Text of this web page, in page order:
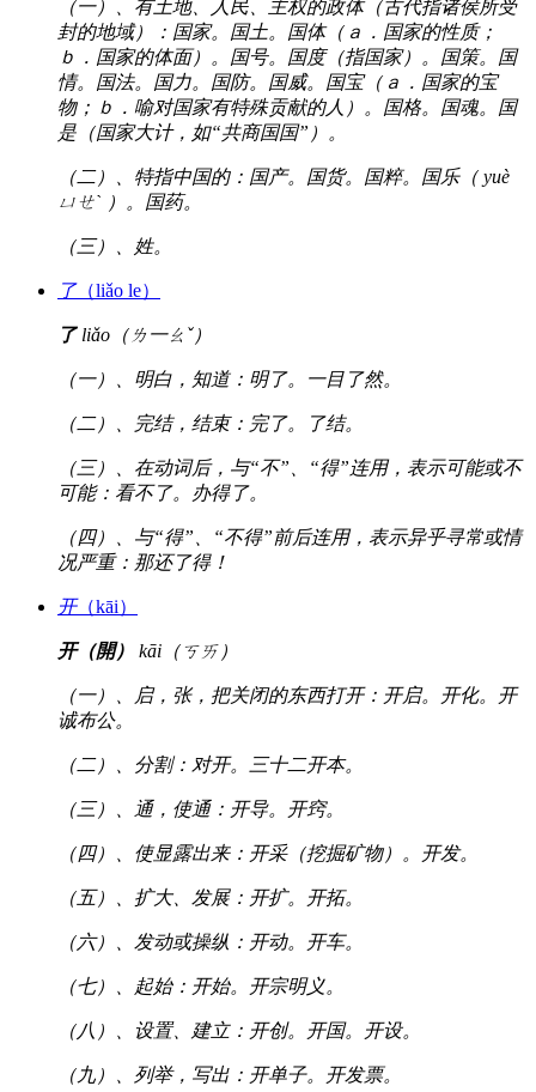
（一）、有土地、人民、主权的政体（古代指诸侯所受
封的地域）：国家。国土。国体（ａ．国家的性质；
ｂ．国家的体面）。国号。国度（指国家）。国策。国
情。国法。国力。国防。国威。国宝（ａ．国家的宝
物；ｂ．喻对国家有特殊贡献的人）。国格。国魂。国
是（国家大计，如“共商国国”）。
（二）、特指中国的：国产。国货。国粹。国乐（ yuè
ㄩㄝˋ ）。国药。
（三）、姓。
了（liǎo le）
了liǎo（ㄌ一ㄠˇ）
（一）、明白，知道：明了。一目了然。
（二）、完结，结束：完了。了结。
（三）、在动词后，与“不”、“得”连用，表示可能或不
可能：看不了。办得了。
（四）、与“得”、“不得”前后连用，表示异乎寻常或情
况严重：那还了得！
开（kāi）
开（開） kāi（ㄎㄞ）
（一）、启，张，把关闭的东西打开：开启。开化。开
诚布公。
（二）、分割：对开。三十二开本。
（三）、通，使通：开导。开窍。
（四）、使显露出来：开采（挖掘矿物）。开发。
（五）、扩大、发展：开扩。开拓。
（六）、发动或操纵：开动。开车。
（七）、起始：开始。开宗明义。
（八）、设置、建立：开创。开国。开设。
（九）、列举，写出：开单子。开发票。